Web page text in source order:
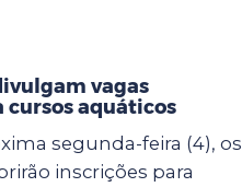
vagas
cursos aquáticos
segunda-feira (4), os
inscrições para